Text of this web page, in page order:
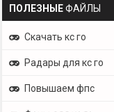
ПОЛЕЗНЫЕФАЙЛЫ
Скачать кс го
Радары для кс го
Повышаем фпс